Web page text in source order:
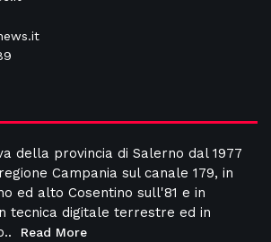
della provincia di Salerno dal 1977
Campania sul canale 179, in
ed alto Cosentino sull'81 e in
tecnica digitale terrestre ed in
Read More